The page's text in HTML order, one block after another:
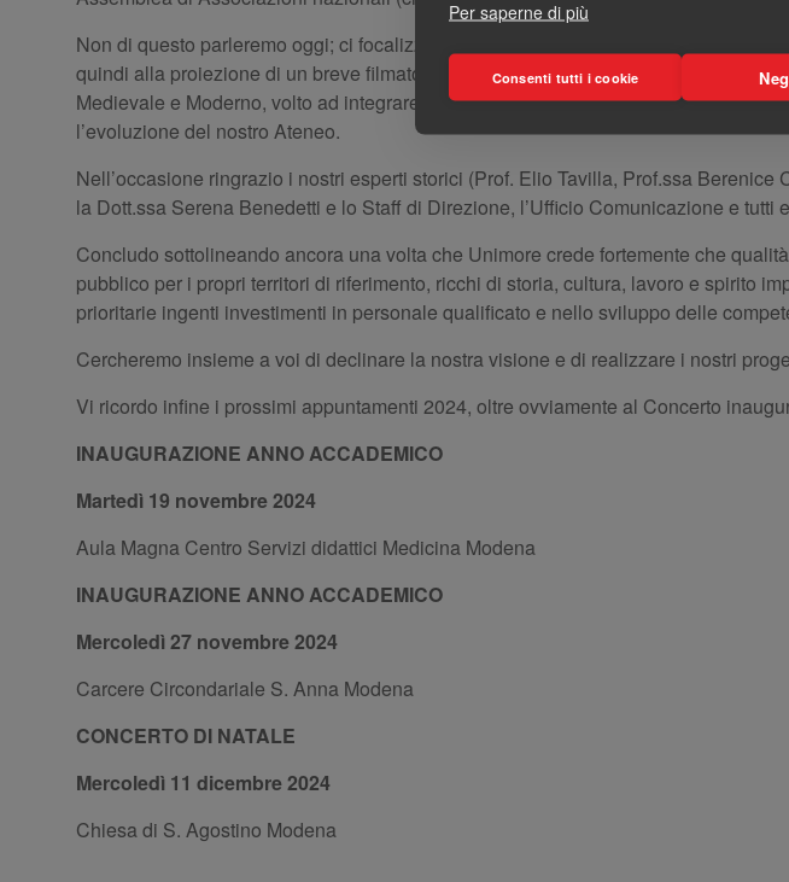
Non di questo parleremo oggi; ci focalizzeremo invece sulla storia dell’Ateneo,
quindi alla proiezione di un breve filmato, una cavalcata attraverso 8 secoli e
Medievale e Moderno, volto ad integrare e completare quanto illustrato nel video
l’evoluzione del nostro Ateneo.
Nell’occasione ringrazio i nostri esperti storici (Prof. Elio Tavilla, Prof.ssa
la Dott.ssa Serena Benedetti e lo Staff di Direzione, l’Ufficio Comunicazione e
Concludo sottolineando ancora una volta che Unimore crede fortemente che
pubblico per i propri territori di riferimento, ricchi di storia, cultura, lavoro e spirito
prioritarie ingenti investimenti in personale qualificato e nello sviluppo delle
Cercheremo insieme a voi di declinare la nostra visione e di realizzare i nostri
Vi ricordo infine i prossimi appuntamenti 2024, oltre ovviamente al Concerto
INAUGURAZIONE ANNO ACCADEMICO
Martedì 19 novembre 2024
Aula Magna Centro Servizi didattici Medicina Modena
INAUGURAZIONE ANNO ACCADEMICO
Mercoledì 27 novembre 2024
Carcere Circondariale S. Anna Modena
CONCERTO DI NATALE
Mercoledì 11 dicembre 2024
Chiesa di S. Agostino Modena
Per saperne di più
Consenti tutti i cookie